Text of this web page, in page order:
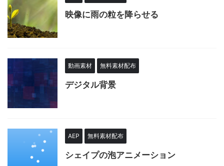
映像に雨の粒を降らせる
動画素材 無料素材配布
デジタル背景
AEP 無料素材配布
シェイプの泡アニメーション